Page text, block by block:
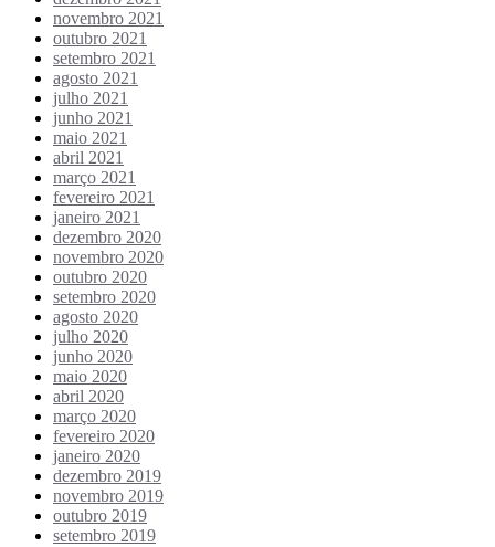
novembro 2021
outubro 2021
setembro 2021
agosto 2021
julho 2021
junho 2021
maio 2021
abril 2021
março 2021
fevereiro 2021
janeiro 2021
dezembro 2020
novembro 2020
outubro 2020
setembro 2020
agosto 2020
julho 2020
junho 2020
maio 2020
abril 2020
março 2020
fevereiro 2020
janeiro 2020
dezembro 2019
novembro 2019
outubro 2019
setembro 2019